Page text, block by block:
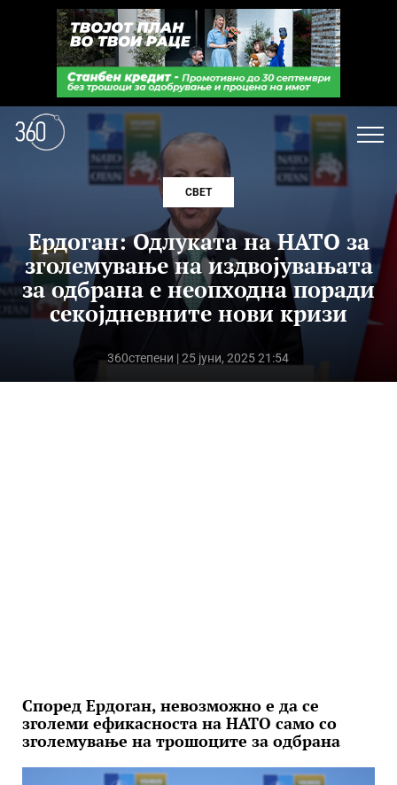
СВЕТ
Ердоган: Одлуката на НАТО за
зголемување на издвојувањата
за одбрана е неопходна поради
секојдневните нови кризи
360степени | 25 јуни, 2025 21:54
Според Ердоган, невозможно е да се
зголеми ефикасноста на НАТО само со
зголемување на трошоците за одбрана